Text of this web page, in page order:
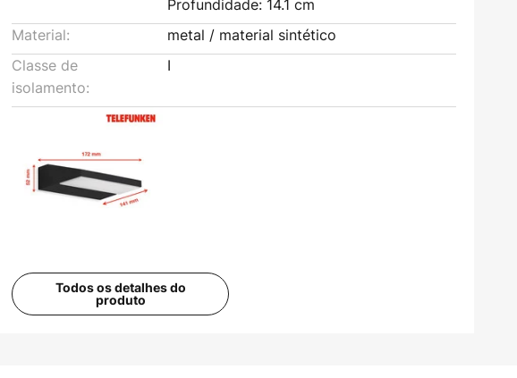
Profundidade: 14.1 cm
Material:
metal / material sintético
Classe de
isolamento:
I
Todos os detalhes do
produto